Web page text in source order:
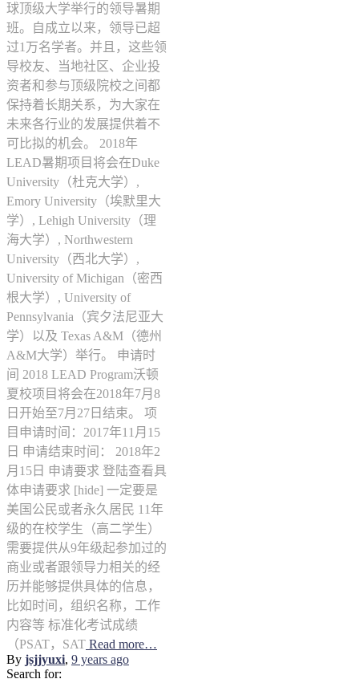
球顶级大学举行的领导暑期
班。自成立以来，领导已超
过1万名学者。并且，这些领
导校友、当地社区、企业投
资者和参与顶级院校之间都
保持着长期关系，为大家在
未来各行业的发展提供着不
可比拟的机会。 2018年
LEAD暑期项目将会在Duke
University（杜克大学）,
Emory University（埃默里大
学）, Lehigh University（理
海大学）, Northwestern
University（西北大学）,
University of Michigan（密西
根大学）, University of
Pennsylvania（宾夕法尼亚大
学）以及 Texas A&M（德州
A&M大学）举行。 申请时
间 2018 LEAD Program沃顿
夏校项目将会在2018年7月8
日开始至7月27日结束。 项
目申请时间：2017年11月15
日 申请结束时间： 2018年2
月15日 申请要求 登陆查看具
体申请要求 [hide] 一定要是
美国公民或者永久居民 11年
级的在校学生（高二学生）
需要提供从9年级起参加过的
商业或者跟领导力相关的经
历并能够提供具体的信息，
比如时间，组织名称，工作
内容等 标准化考试成绩
（PSAT，SAT Read more…
By jsjjyuxi, 9 years ago
Search for: